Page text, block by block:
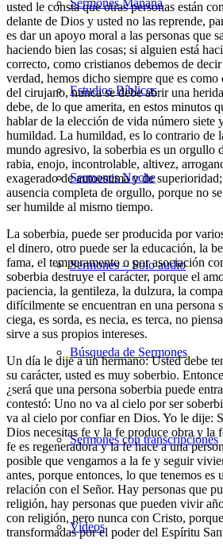
Sermones Mañana
Estudios Bíblicos
Sermones Noche
Sermones – Solo audio
Búsqueda de Sermones
Sermones con transcripciones
Videos
usted le consta que otras personas están
delante de Dios y usted no las reprende,
es dar un apoyo moral a las personas que
haciendo bien las cosas; si alguien está
correcto, como cristianos debemos de
verdad, hemos dicho siempre que es
del cirujano, nunca se debe abrir una
debe, de lo que amerita, en estos minutos
hablar de la elección de vida número siete
humildad. La humildad, es lo contrario de
mundo agresivo, la soberbia es un orgullo
rabia, enojo, incontrolable, altivez,
exagerado de autoestima y de
ausencia completa de orgullo, porque no
ser humilde al mismo tiempo.
La soberbia, puede ser producida por
el dinero, otro puede ser la educación, la
fama, el temperamento o por asociación
soberbia destruye el carácter, porque el
paciencia, la gentileza, la dulzura, la
difícilmente se encuentran en una persona
ciega, es sorda, es necia, es terca, no
sirve a sus propios intereses.
Un día le dije a un hermano: Usted debe
su carácter, usted es muy soberbio.
¿será que una persona soberbia puede
contestó: Uno no va al cielo por ser
va al cielo por confiar en Dios. Yo le dije:
Dios necesitas fe y la fe produce obra y la
fe es regeneradora y la fe hace a una
posible que vengamos a la fe y seguir
antes, porque entonces, lo que tenemos es
relación con el Señor. Hay personas que
religión, hay personas que pueden vivir
con religión, pero nunca con Cristo,
transformadas por el poder del Espíritu